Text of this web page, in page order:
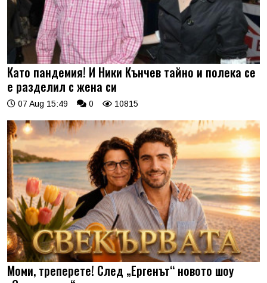
Като пандемия! И Ники Кънчев тайно и полека се
е разделил с жена си
07 Aug 15:49 0 10815
Моми, треперете! След „Ергенът“ новото шоу